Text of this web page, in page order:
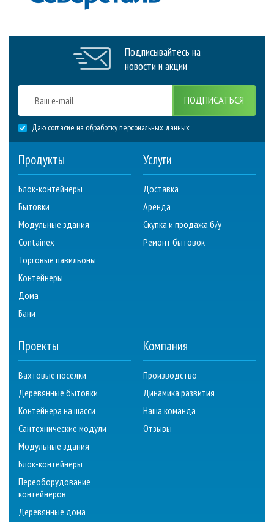
Подписывайтесь на
новости и акции
ПОДПИСАТЬСЯ
Даю согласие на обработку персональных данных
Продукты
Блок-контейнеры
Бытовки
Модульные здания
Containex
Торговые павильоны
Контейнеры
Дома
Бани
Услуги
Доставка
Аренда
Скупка и продажа б/у
Ремонт бытовок
Проекты
Вахтовые поселки
Деревянные бытовки
Контейнера на шасси
Сантехнические модули
Модульные здания
Блок-контейнеры
Переоборудование
контейнеров
Деревянные дома
Компания
Производство
Динамика развития
Наша команда
Отзывы